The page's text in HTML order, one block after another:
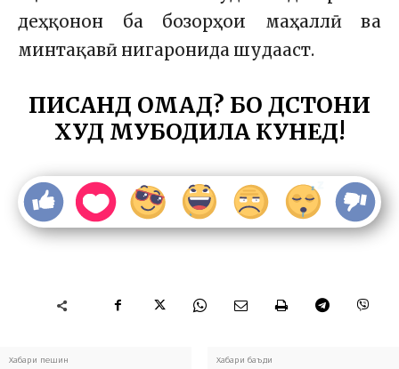
деҳқонон ба бозорҳои маҳаллӣ ва
минтақавӣ нигаронида шудааст.
ПИСАНД ОМАД? БО ДӮСТОНИ
ХУД МУБОДИЛА КУНЕД!
Хабари пешин Хабари баъди